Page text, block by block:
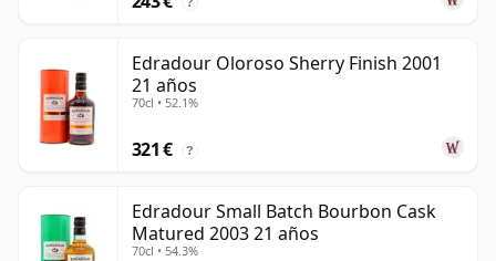
Edradour Oloroso Sherry Finish 2001
21 años
70cl • 52.1%
321 € ?
Edradour Small Batch Bourbon Cask
Matured 2003 21 años
70cl • 54.3%